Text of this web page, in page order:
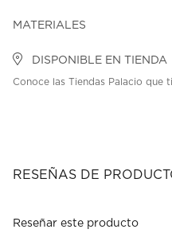
MATERIALES
DISPONIBLE EN TIENDA
Conoce las Tiendas Palacio que
RESEÑAS DE
Reseñar este producto